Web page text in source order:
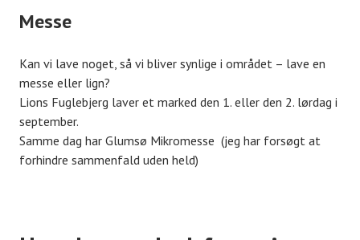
Messe
Kan vi lave noget, så vi bliver synlige i området – lave en
messe eller lign?
Lions Fuglebjerg laver et marked den 1. eller den 2. lørdag i
september.
Samme dag har Glumsø Mikromesse (jeg har forsøgt at
forhindre sammenfald uden held)